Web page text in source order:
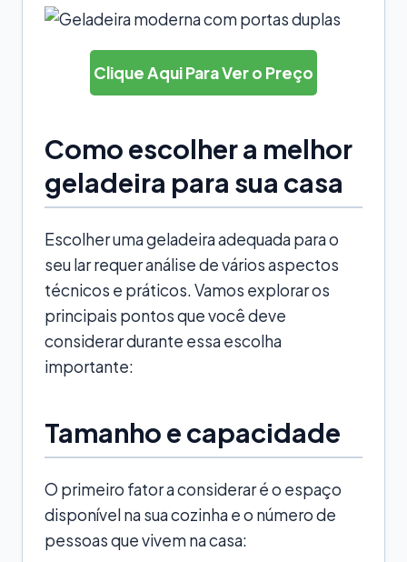
Clique Aqui Para Ver o Preço
Como escolher a melhor
geladeira para sua casa
Escolher uma geladeira adequada para o
seu lar requer análise de vários aspectos
técnicos e práticos. Vamos explorar os
principais pontos que você deve
considerar durante essa escolha
importante:
Tamanho e capacidade
O primeiro fator a considerar é o espaço
disponível na sua cozinha e o número de
pessoas que vivem na casa: